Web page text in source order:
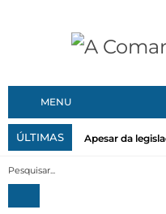
MENU
ÚLTIMAS Apesar da